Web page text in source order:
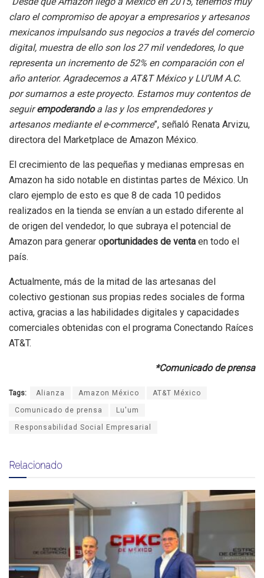
claro el compromiso de apoyar a empresarios y artesanos
mexicanos impulsando sus negocios a través del comercio
digital, muestra de ello son los 27 mil vendedores, lo que
representa un incremento de 52% en comparación con el
año anterior. Agradecemos a AT&T México y LU’UM A.C.
por sumarnos a este proyecto. Estamos muy contentos de
seguirempoderandoa las y los emprendedores y
artesanos mediante el e-commerce”, señaló Renata Arvizu,
directora del Marketplace de Amazon México.
El crecimiento de las pequeñas y medianas empresas en
Amazon ha sido notable en distintas partes de México. Un
claro ejemplo de esto es que 8 de cada 10 pedidos
realizados en la tienda se envían a un estado diferente al
de origen del vendedor, lo que subraya el potencial de
Amazon para generar oportunidades de venta en todo el
país.
Actualmente, más de la mitad de las artesanas del
colectivo gestionan sus propias redes sociales de forma
activa, gracias a las habilidades digitales y capacidades
comerciales obtenidas con el programa Conectando Raíces
AT&T.
*Comunicado de prensa
Tags: Alianza Amazon México AT&T México
Comunicado de prensa Lu'um
Responsabilidad Social Empresarial
Relacionado